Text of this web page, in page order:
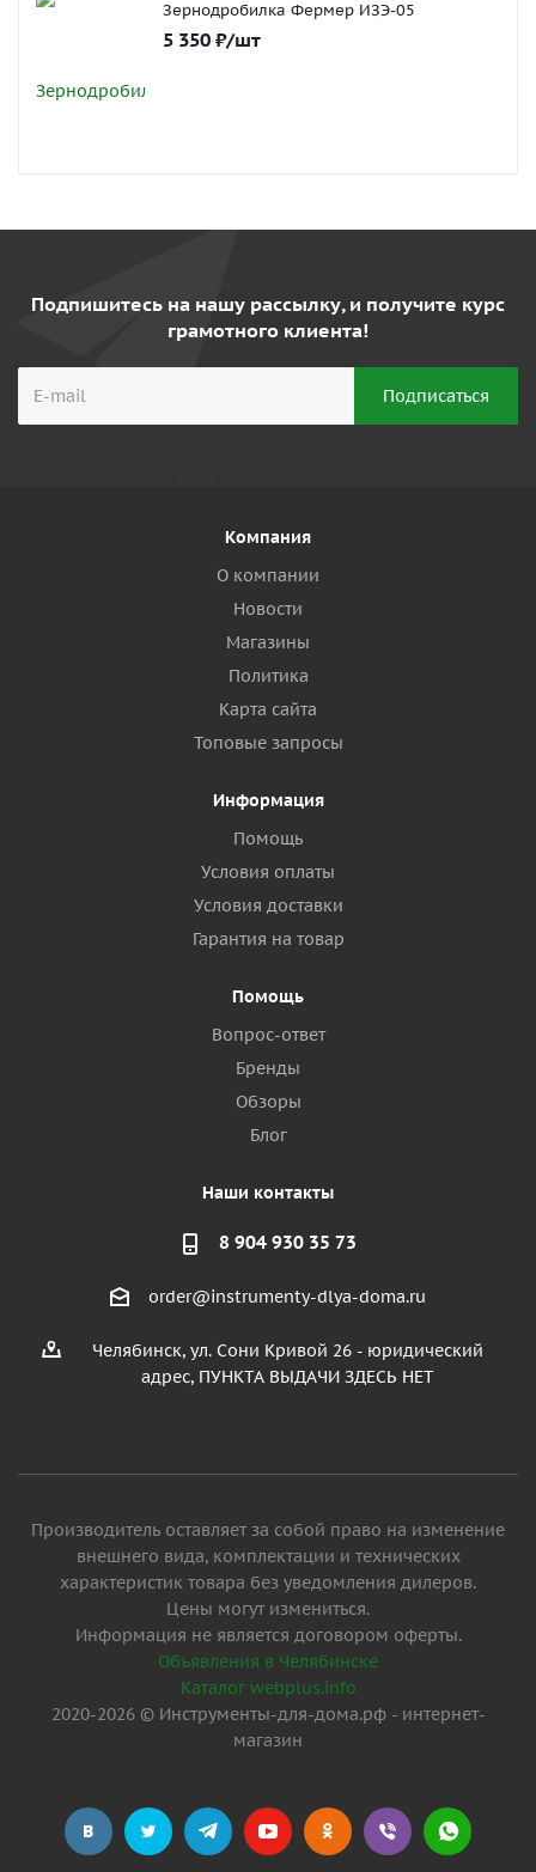
Зернодробилка Фермер ИЗЭ-05
5 350 ₽/шт
Подпишитесь на нашу рассылку, и получите курс
грамотного клиента!
Компания
О компании
Новости
Магазины
Политика
Карта сайта
Топовые запросы
Информация
Помощь
Условия оплаты
Условия доставки
Гарантия на товар
Помощь
Вопрос-ответ
Бренды
Обзоры
Блог
Наши контакты
8 904 930 35 73
order@instrumenty-dlya-doma.ru
Челябинск, ул. Сони Кривой 26 - юридический
адрес, ПУНКТА ВЫДАЧИ ЗДЕСЬ НЕТ
Производитель оставляет за собой право на изменение
внешнего вида, комплектации и технических
характеристик товара без уведомления дилеров.
Цены могут измениться.
Информация не является договором оферты.
Объявления в Челябинске
Каталог webplus.info
2020-2026 © Инструменты-для-дома.рф - интернет-
магазин